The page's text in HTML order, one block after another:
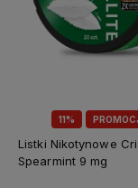
11%
Listki Nikotynowe
Spearmint 9 mg